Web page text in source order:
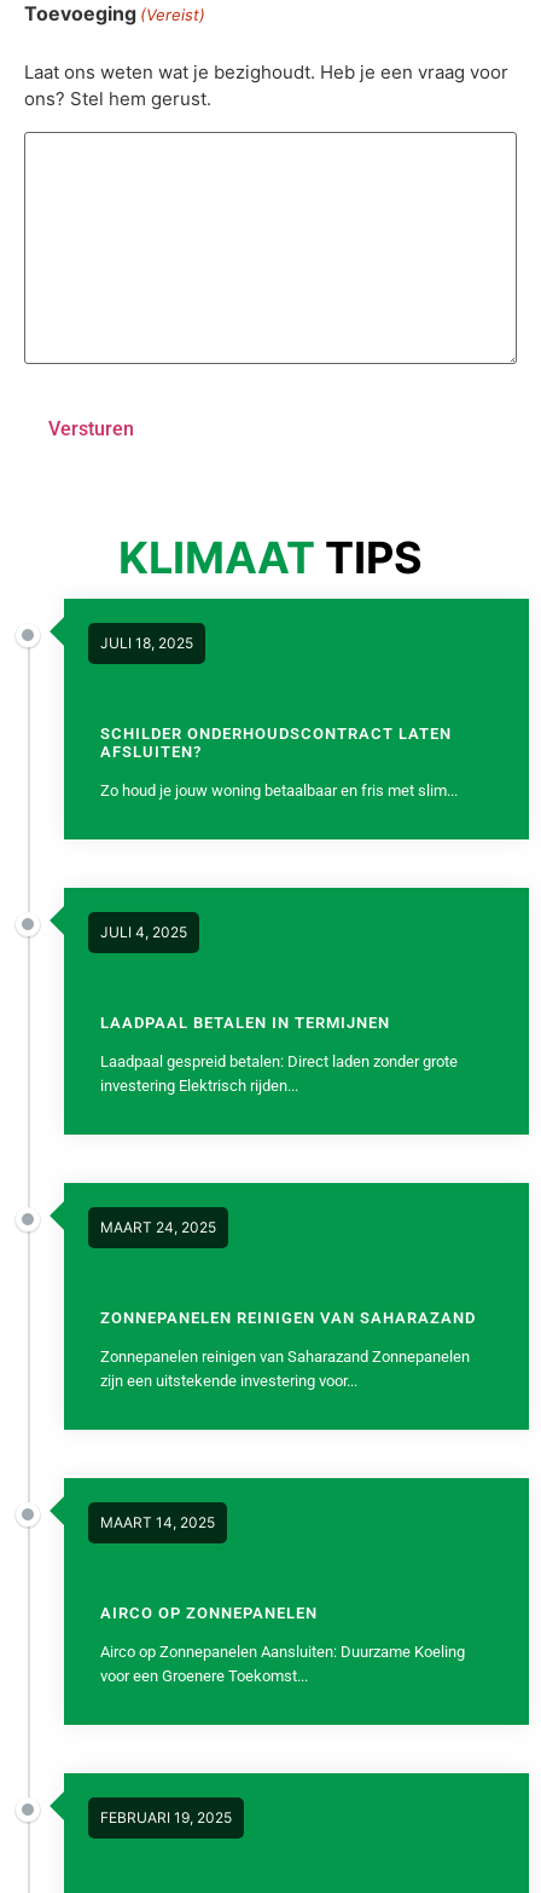
Toevoeging (Vereist)
Laat ons weten wat je bezighoudt. Heb je een vraag voor
ons? Stel hem gerust.
KLIMAAT TIPS
JULI 18, 2025
SCHILDER ONDERHOUDSCONTRACT LATEN
AFSLUITEN?
Zo houd je jouw woning betaalbaar en fris met slim...
JULI 4, 2025
LAADPAAL BETALEN IN TERMIJNEN
Laadpaal gespreid betalen: Direct laden zonder grote
investering Elektrisch rijden...
MAART 24, 2025
ZONNEPANELEN REINIGEN VAN SAHARAZAND
Zonnepanelen reinigen van Saharazand Zonnepanelen
zijn een uitstekende investering voor...
MAART 14, 2025
AIRCO OP ZONNEPANELEN
Airco op Zonnepanelen Aansluiten: Duurzame Koeling
voor een Groenere Toekomst...
FEBRUARI 19, 2025